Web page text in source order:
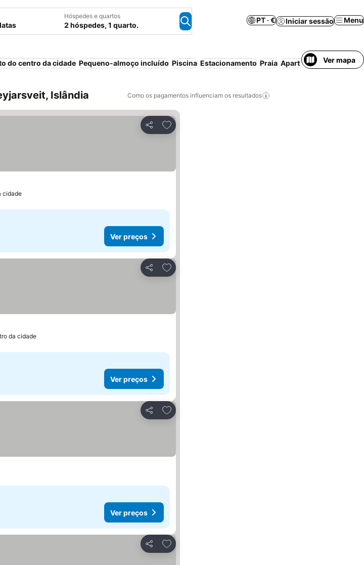
Hóspedes e quartos
2 hóspedes, 1 quarto.
PT · € Iniciar sessão Menu
do centro da cidade Pequeno-almoço incluído Piscina Estacionamento Praia Aparthotel Ver mapa
Islândia Como os pagamentos influenciam os resultados
Partilhar
Adicionar aos favoritos
cidade
Ver preços
Partilhar
Adicionar aos favoritos
da cidade
Ver preços
Partilhar
Adicionar aos favoritos
Ver preços
Partilhar
Adicionar aos favoritos